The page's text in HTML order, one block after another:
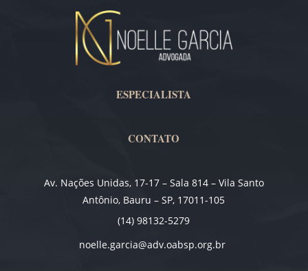
ESPECIALISTA
CONTATO
Av. Nações Unidas, 17-17 – Sala 814 – Vila Santo
Antônio, Bauru – SP, 17011-105
(14) 98132-5279
noelle.garcia@adv.oabsp.org.br